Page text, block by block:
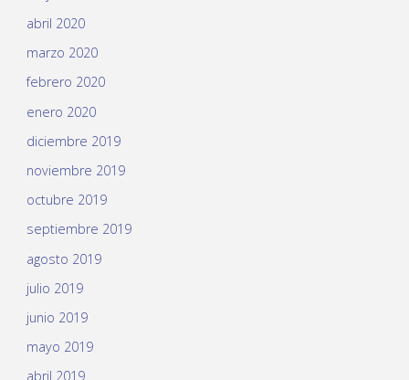
abril 2020
marzo 2020
febrero 2020
enero 2020
diciembre 2019
noviembre 2019
octubre 2019
septiembre 2019
agosto 2019
julio 2019
junio 2019
mayo 2019
abril 2019